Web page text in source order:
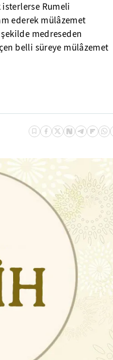
Rumeli
ederek mülâzemet
medreseden
belli süreye mülâzemet